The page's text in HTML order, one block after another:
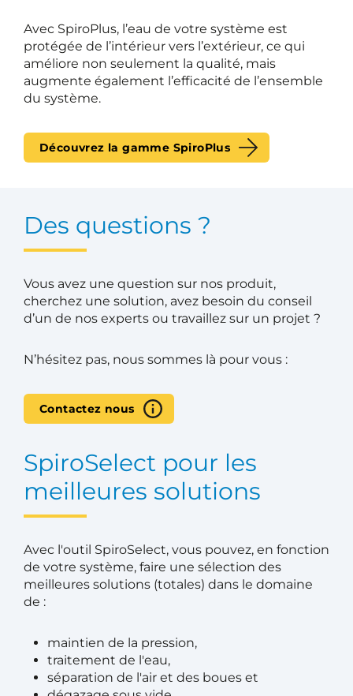
Avec SpiroPlus, l’eau de votre système est
protégée de l’intérieur vers l’extérieur, ce qui
améliore non seulement la qualité, mais
augmente également l’efficacité de l’ensemble
du système.
Découvrez la gamme SpiroPlus
Des questions ?
Vous avez une question sur nos produit,
cherchez une solution, avez besoin du conseil
d’un de nos experts ou travaillez sur un projet ?
N’hésitez pas, nous sommes là pour vous :
Contactez nous
SpiroSelect pour les
meilleures solutions
Avec l'outil SpiroSelect, vous pouvez, en fonction
de votre système, faire une sélection des
meilleures solutions (totales) dans le domaine
de :
maintien de la pression,
traitement de l'eau,
séparation de l'air et des boues et